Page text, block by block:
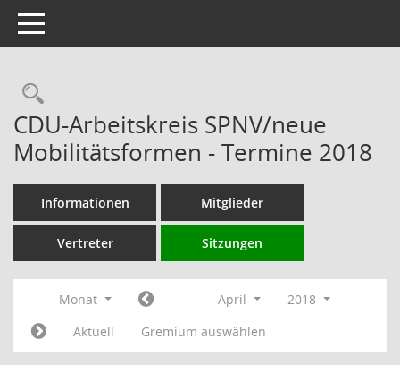
Toggle navigation
Rechercheauswahl
CDU-Arbeitskreis SPNV/neue
Mobilitätsformen - Termine 2018
Informationen Mitglieder
Vertreter Sitzungen
Monat April
2018
Aktuell
Gremium auswählen